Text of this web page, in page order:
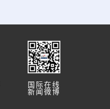
国际在线
新闻微博